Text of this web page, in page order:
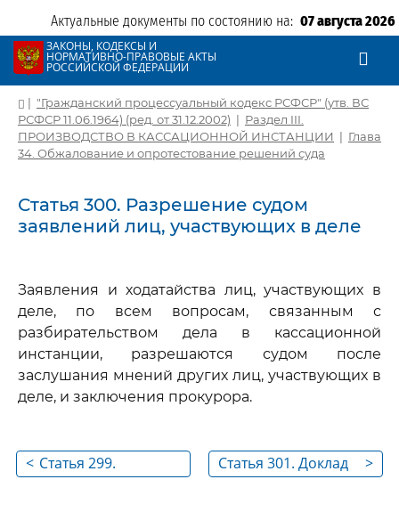
Актуальные документы по состоянию на: 07 августа 2026
ЗАКОНЫ, КОДЕКСЫ И
НОРМАТИВНО-ПРАВОВЫЕ АКТЫ
РОССИЙСКОЙ ФЕДЕРАЦИИ
| "Гражданский процессуальный кодекс РСФСР" (утв. ВС
РСФСР 11.06.1964) (ред. от 31.12.2002) | Раздел III.
ПРОИЗВОДСТВО В КАССАЦИОННОЙ ИНСТАНЦИИ | Глава
34. Обжалование и опротестование решений суда
Статья 300. Разрешение судом
заявлений лиц, участвующих в деле
Заявления и ходатайства лиц, участвующих в
деле, по всем вопросам, связанным с
разбирательством дела в кассационной
инстанции, разрешаются судом после
заслушания мнений других лиц, участвующих в
деле, и заключения прокурора.
< Статья 299.
>
Статья 301. Доклад